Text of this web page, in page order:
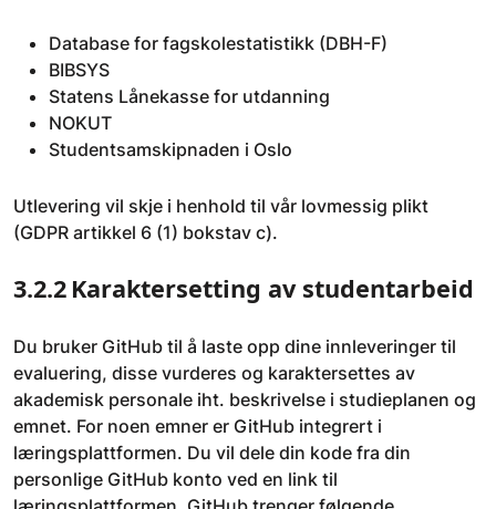
Database for fagskolestatistikk (DBH-F)
BIBSYS
Statens Lånekasse for utdanning
NOKUT
Studentsamskipnaden i Oslo
Utlevering vil skje i henhold til vår lovmessig plikt
(GDPR artikkel 6 (1) bokstav c).
3.2.2 Karaktersetting av studentarbeid
Du bruker GitHub til å laste opp dine innleveringer til
evaluering, disse vurderes og karaktersettes av
akademisk personale iht. beskrivelse i studieplanen og
emnet. For noen emner er GitHub integrert i
læringsplattformen. Du vil dele din kode fra din
personlige GitHub konto ved en link til